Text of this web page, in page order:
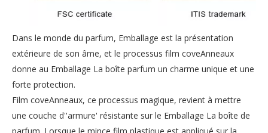
Dans le monde du parfum, Emballage est la présentation
extérieure de son âme, et le processus film coveAnneaux
donne au Emballage La boîte parfum un charme unique et une
forte protection.
Film coveAnneaux, ce processus magique, revient à mettre
une couche d''armure' résistante sur le Emballage La boîte de